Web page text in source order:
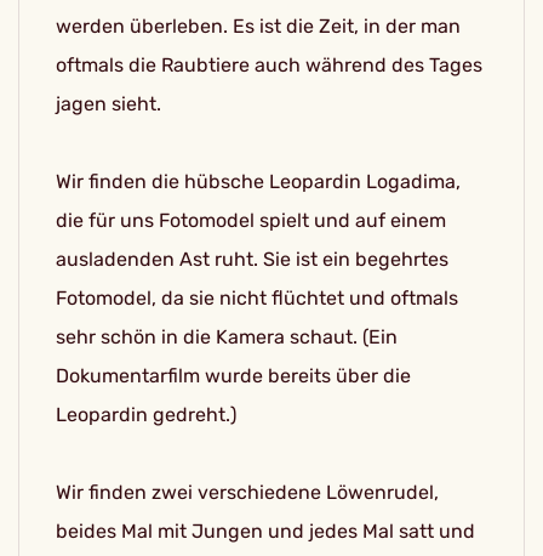
werden überleben. Es ist die Zeit, in der man
oftmals die Raubtiere auch während des Tages
jagen sieht.
Wir finden die hübsche Leopardin Logadima,
die für uns Fotomodel spielt und auf einem
ausladenden Ast ruht. Sie ist ein begehrtes
Fotomodel, da sie nicht flüchtet und oftmals
sehr schön in die Kamera schaut. (Ein
Dokumentarfilm wurde bereits über die
Leopardin gedreht.)
Wir finden zwei verschiedene Löwenrudel,
beides Mal mit Jungen und jedes Mal satt und